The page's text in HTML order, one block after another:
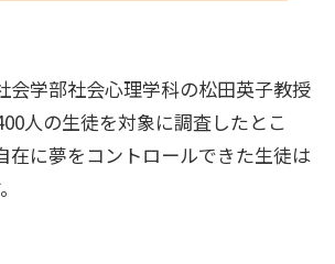
会学部社会心理学科の松田英子教授
人の生徒を対象に調査したとこ
在に夢をコントロールできた生徒は